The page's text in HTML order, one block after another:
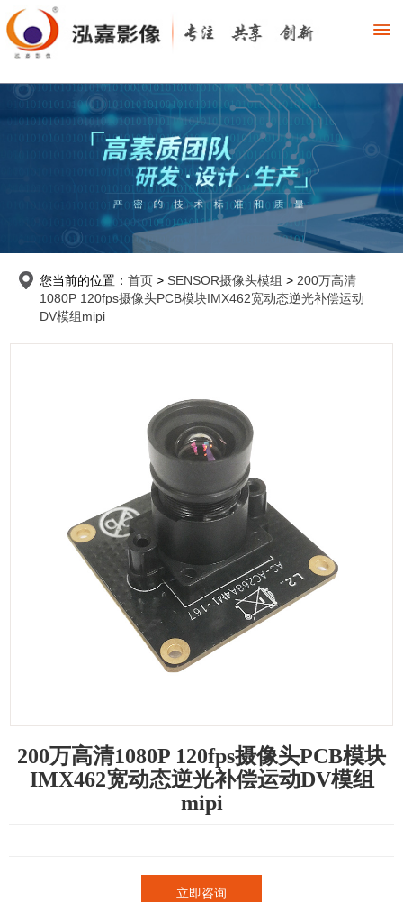
您当前的位置： 首页 > SENSOR摄像头模组 > 200万高清
1080P 120fps摄像头PCB模块IMX462宽动态逆光补偿运动
DV模组mipi
200万高清1080P 120fps摄像头PCB模块
IMX462宽动态逆光补偿运动DV模组
mipi
立即咨询